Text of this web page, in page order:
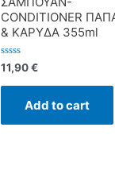
CONDITIONER
& ΚΑΡΥΔΑ 355ml
Rated
0
out
11,90€
Add to cart